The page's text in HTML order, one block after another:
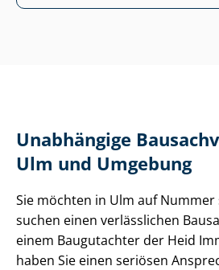
Unabhängige
Ulm und Umgebung
Sie möchten in Ulm auf
suchen einen verlässlichen
einem Baugutachter der Heid
haben Sie einen seriösen